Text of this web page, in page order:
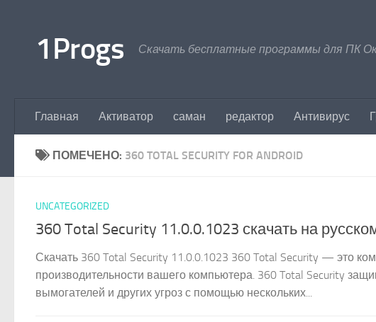
1Progs Скачать бесплатные программы для ПК
Главная Активатор саман редактор Антивирус
ПОМЕЧЕНО: 360 TOTAL SECURITY FOR ANDROID
UNCATEGORIZED
360 Total Security 11.0.0.1023 скачать на
Скачать 360 Total Security 11.0.0.1023 360 Total Security — это
производительности вашего компьютера. 360 Total Security
вымогателей и других угроз с помощью нескольких...